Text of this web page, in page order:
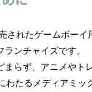
されたゲームボーイ
ンチャイズです。
らず、アニメやト
わたるメディアミ